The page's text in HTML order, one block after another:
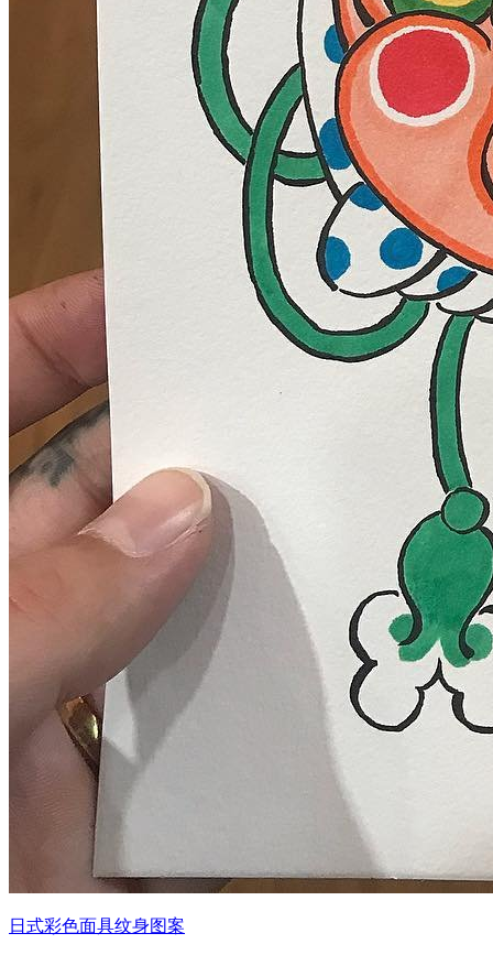
日式彩色面具纹身图案